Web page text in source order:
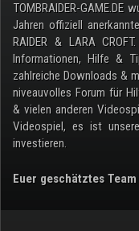
TOMBRAIDER-
Jahren offiziell
RAIDER & LARA
Informationen, Hilfe &
zahlreiche Downloads &
niveauvolles Forum für
& vielen anderen
Videospiel, es ist
investieren.
Euer geschätztes Team